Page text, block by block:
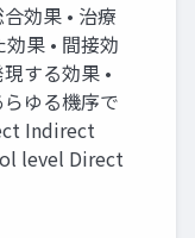
効果 • 治療
果 • 間接効
する効果 •
ゆる機序で
Indirect
level Direct